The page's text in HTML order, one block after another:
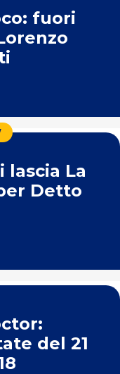
fuori
lascia La
Detto
del 21